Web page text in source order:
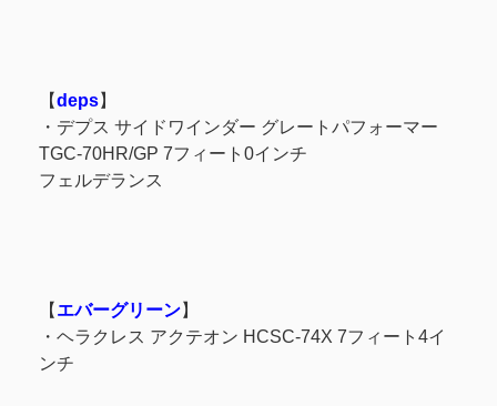
【deps】
・デプス サイドワインダー グレートパフォーマー
TGC-70HR/GP 7フィート0インチ
フェルデランス
【 エバーグリーン】
・ヘラクレス アクテオン HCSC-74X 7フィート4イ
ンチ